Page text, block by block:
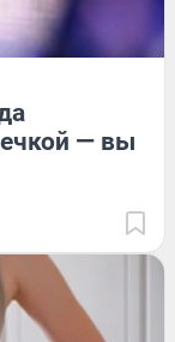
— вы